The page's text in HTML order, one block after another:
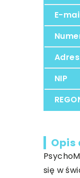
E-
NIP
Opis
się w